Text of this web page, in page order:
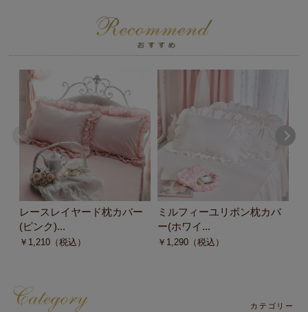
レースレイヤード枕カバー
(ピンク)...
￥ 1,210 （税込）
ミルフィーユリボン枕カバ
ー(ホワイ...
￥ 1,290 （税込）
カテゴリー